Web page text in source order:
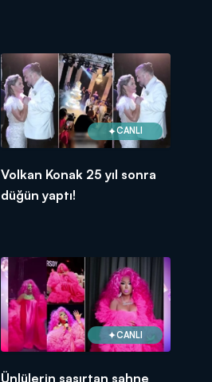
CANLI
Volkan Konak 25 yıl sonra
düğün yaptı!
CANLI
Ünlülerin şaşırtan sahne